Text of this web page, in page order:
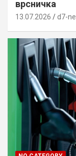
врсничка
13.07.2026 d7-